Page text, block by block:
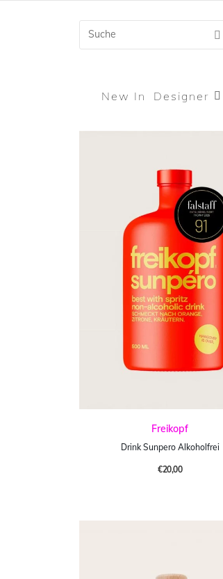
New In Designer
Freikopf
Drink Sunpero Alkoholfrei
€20,00